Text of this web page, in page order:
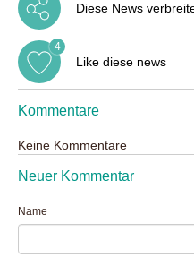
Diese News
Like diese news
4
Kommentare
Keine Kommentare
Neuer Kommentar
Name